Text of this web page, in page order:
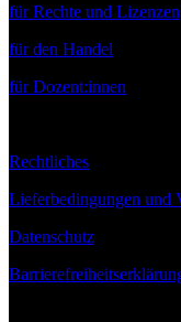
für Rechte und Lizenzen
für den Handel
für Dozent:innen
Rechtliches
Lieferbedingungen und
Datenschutz